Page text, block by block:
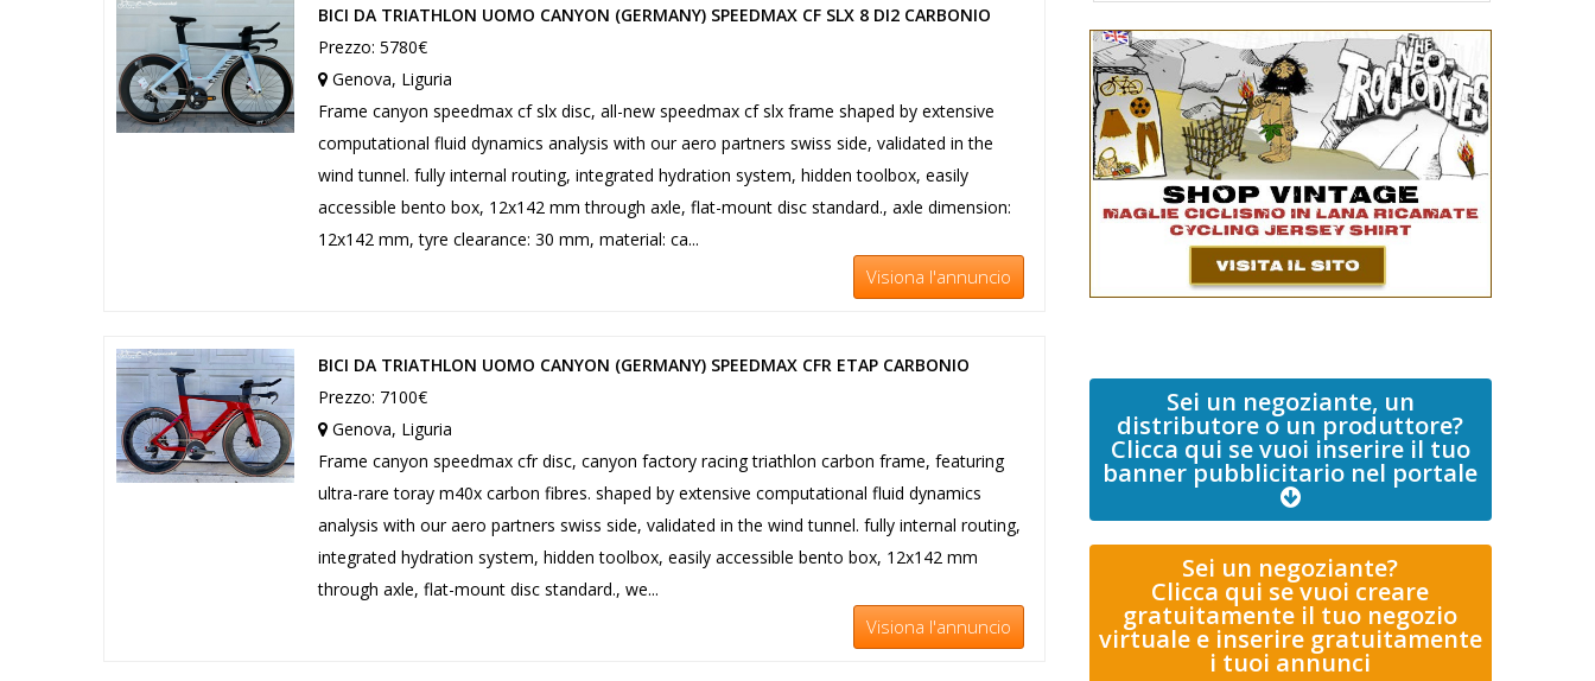
BICI DA TRIATHLON UOMO CANYON (GERMANY) SPEEDMAX CF SLX 8 DI2 CARBONIO
Prezzo: 5780€
Genova, Liguria
Frame canyon speedmax cf slx disc, all-new speedmax cf slx frame shaped by extensive
computational fluid dynamics analysis with our aero partners swiss side, validated in the
wind tunnel. fully internal routing, integrated hydration system, hidden toolbox, easily
accessible bento box, 12x142 mm through axle, flat-mount disc standard., axle dimension:
12x142 mm, tyre clearance: 30 mm, material: ca...
Visiona l'annuncio
BICI DA TRIATHLON UOMO CANYON (GERMANY) SPEEDMAX CFR ETAP CARBONIO
Prezzo: 7100€
Genova, Liguria
Frame canyon speedmax cfr disc, canyon factory racing triathlon carbon frame, featuring
ultra-rare toray m40x carbon fibres. shaped by extensive computational fluid dynamics
analysis with our aero partners swiss side, validated in the wind tunnel. fully internal routing,
integrated hydration system, hidden toolbox, easily accessible bento box, 12x142 mm
through axle, flat-mount disc standard., we...
Visiona l'annuncio
Sei un negoziante, un
distributore o un produttore?
Clicca qui se vuoi inserire il tuo
banner pubblicitario nel portale
Sei un negoziante?
Clicca qui se vuoi creare
gratuitamente il tuo negozio
virtuale e inserire gratuitamente
i tuoi annunci